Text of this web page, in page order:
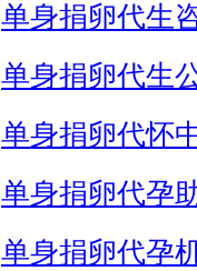
单身捐卵代生
单身捐卵代生
单身捐卵代怀
单身捐卵代孕
单身捐卵代孕